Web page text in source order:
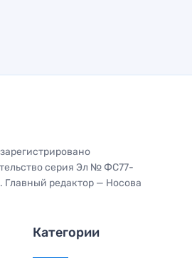
серия Эл № ФС77-
Главный редактор — Носова
Категории